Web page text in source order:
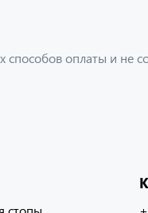
способов оплаты и не